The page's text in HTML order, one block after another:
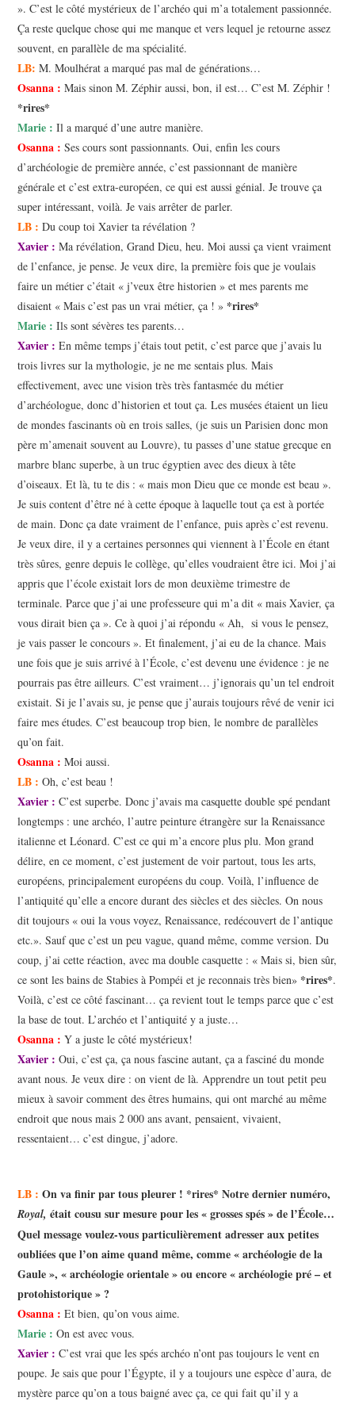
». C’est le côté mystérieux de l’archéo qui m’a totalement passionnée.
Ça reste quelque chose qui me manque et vers lequel je retourne assez
souvent, en parallèle de ma spécialité.
LB: M. Moulhérat a marqué pas mal de générations…
Osanna : Mais sinon M. Zéphir aussi, bon, il est… C’est M. Zéphir !
*rires*
Marie : Il a marqué d’une autre manière.
Osanna : Ses cours sont passionnants. Oui, enfin les cours
d’archéologie de première année, c’est passionnant de manière
générale et c’est extra-européen, ce qui est aussi génial. Je trouve ça
super intéressant, voilà. Je vais arrêter de parler.
LB : Du coup toi Xavier ta révélation ?
Xavier : Ma révélation, Grand Dieu, heu. Moi aussi ça vient vraiment
de l’enfance, je pense. Je veux dire, la première fois que je voulais
faire un métier c’était « j’veux être historien » et mes parents me
disaient « Mais c’est pas un vrai métier, ça ! » *rires*
Marie : Ils sont sévères tes parents…
Xavier : En même temps j’étais tout petit, c’est parce que j’avais lu
trois livres sur la mythologie, je ne me sentais plus. Mais
effectivement, avec une vision très très fantasmée du métier
d’archéologue, donc d’historien et tout ça. Les musées étaient un lieu
de mondes fascinants où en trois salles, (je suis un Parisien donc mon
père m’amenait souvent au Louvre), tu passes d’une statue grecque en
marbre blanc superbe, à un truc égyptien avec des dieux à tête
d’oiseaux. Et là, tu te dis : « mais mon Dieu que ce monde est beau ».
Je suis content d’être né à cette époque à laquelle tout ça est à portée
de main. Donc ça date vraiment de l’enfance, puis après c’est revenu.
Je veux dire, il y a certaines personnes qui viennent à l’École en étant
très sûres, genre depuis le collège, qu’elles voudraient être ici. Moi j’ai
appris que l’école existait lors de mon deuxième trimestre de
terminale. Parce que j’ai une professeure qui m’a dit « mais Xavier, ça
vous dirait bien ça ». Ce à quoi j’ai répondu « Ah, si vous le pensez,
je vais passer le concours ». Et finalement, j’ai eu de la chance. Mais
une fois que je suis arrivé à l’École, c’est devenu une évidence : je ne
pourrais pas être ailleurs. C’est vraiment… j’ignorais qu’un tel endroit
existait. Si je l’avais su, je pense que j’aurais toujours rêvé de venir ici
faire mes études. C’est beaucoup trop bien, le nombre de parallèles
qu’on fait.
Osanna : Moi aussi.
LB : Oh, c’est beau !
Xavier : C’est superbe. Donc j’avais ma casquette double spé pendant
longtemps : une archéo, l’autre peinture étrangère sur la Renaissance
italienne et Léonard. C’est ce qui m’a encore plus plu. Mon grand
délire, en ce moment, c’est justement de voir partout, tous les arts,
européens, principalement européens du coup. Voilà, l’influence de
l’antiquité qu’elle a encore durant des siècles et des siècles. On nous
dit toujours « oui la vous voyez, Renaissance, redécouvert de l’antique
etc.». Sauf que c’est un peu vague, quand même, comme version. Du
coup, j’ai cette réaction, avec ma double casquette : « Mais si, bien sûr,
ce sont les bains de Stabies à Pompéi et je reconnais très bien» *rires*.
Voilà, c’est ce côté fascinant… ça revient tout le temps parce que c’est
la base de tout. L’archéo et l’antiquité y a juste…
Osanna : Y a juste le côté mystérieux!
Xavier : Oui, c’est ça, ça nous fascine autant, ça a fasciné du monde
avant nous. Je veux dire : on vient de là. Apprendre un tout petit peu
mieux à savoir comment des êtres humains, qui ont marché au même
endroit que nous mais 2 000 ans avant, pensaient, vivaient,
ressentaient… c’est dingue, j’adore.
LB : On va finir par tous pleurer ! *rires* Notre dernier numéro,
Royal,était cousu sur mesure pour les « grosses spés » de l’École…
Quel message voulez-vous particulièrement adresser aux petites
oubliées que l’on aime quand même, comme « archéologie de la
Gaule », « archéologie orientale » ou encore « archéologie pré – et
protohistorique » ?
Osanna : Et bien, qu’on vous aime.
Marie : On est avec vous.
Xavier : C’est vrai que les spés archéo n’ont pas toujours le vent en
poupe. Je sais que pour l’Égypte, il y a toujours une espèce d’aura, de
mystère parce qu’on a tous baigné avec ça, ce qui fait qu’il y a